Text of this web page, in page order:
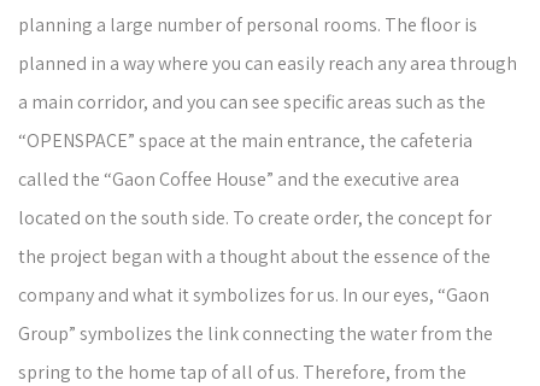
planning a large number of personal rooms. The floor is
planned in a way where you can easily reach any area through
a main corridor, and you can see specific areas such as the
“OPENSPACE” space at the main entrance, the cafeteria
called the “Gaon Coffee House” and the executive area
located on the south side. To create order, the concept for
the project began with a thought about the essence of the
company and what it symbolizes for us. In our eyes, “Gaon
Group” symbolizes the link connecting the water from the
spring to the home tap of all of us. Therefore, from the